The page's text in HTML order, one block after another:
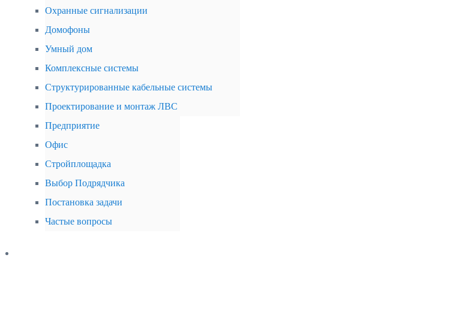
Охранные сигнализации
Домофоны
Умный дом
Комплексные системы
Структурированные кабельные системы
Проектирование и монтаж ЛВС
Предприятие
Офис
Стройплощадка
Выбор Подрядчика
Постановка задачи
Частые вопросы